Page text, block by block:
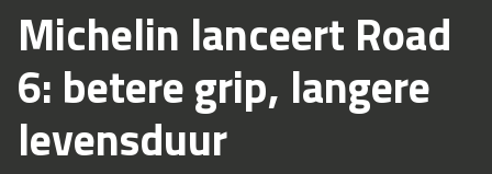
Michelin lanceert Road
6: betere grip, langere
levensduur